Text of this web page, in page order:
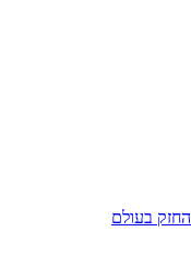
החזק בעולם